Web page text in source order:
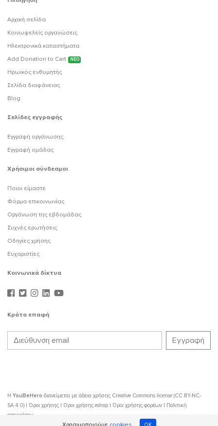
Αρχική σελίδα
Κοινωφελείς οργανώσεις
Ηλεκτρονικά καταστήματα
Add Donation to Cart
ΝΕΟ
Ηρωικός ενθυμητής
Σελίδα διαφάνειας
Blog
Σελίδες εγγραφής
Εγγραφή οργάνωσης
Εγγραφή ομάδας
Χρήσιμοι σύνδεσμοι
Ποιοι είμαστε
Φόρμα επικοινωνίας
Οργάνωση της εβδομάδας
Συχνές ερωτήσεις
Οδηγίες χρήσης
Ευχαριστίες
Κοινωνικά δίκτυα
Κράτα επαφή
Η YouBeHero διανείμεται με άδεια χρήσης Creative Commons license (CC BY-NC-
SA 4.0)
Όροι χρήσης Όροι χρήσης eshop Όροι χρήσης φορέων
Πολιτική
απορρήτου